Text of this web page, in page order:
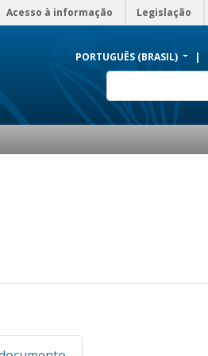
Acesso à informação Legislação
PORTUGUÊS (BRASIL)